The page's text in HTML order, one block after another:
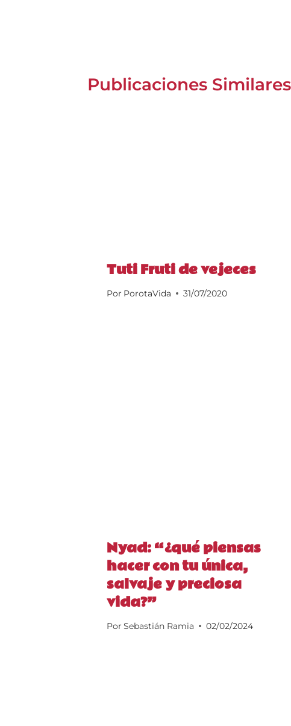
Publicaciones Similares
Tuti Fruti de vejeces
Por PorotaVida 31/07/2020
Nyad: “¿qué piensas
hacer con tu única,
salvaje y preciosa
vida?”
Por Sebastián Ramia 02/02/2024